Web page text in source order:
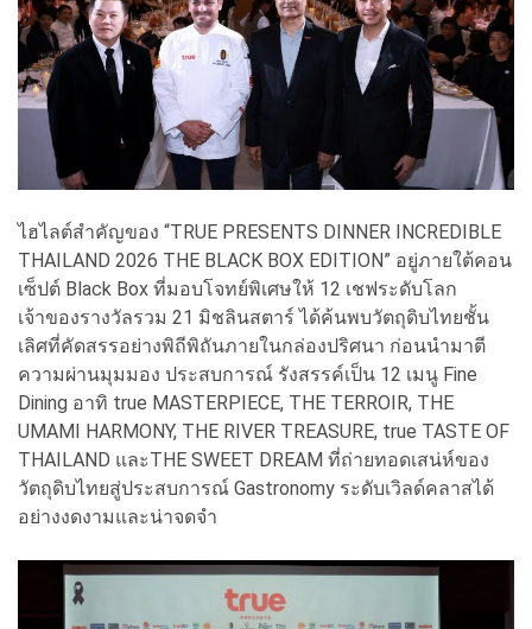
ไฮไลต์สำคัญของ “TRUE PRESENTS DINNER INCREDIBLE
THAILAND 2026 THE BLACK BOX EDITION” อยู่ภายใต้คอน
เซ็ปต์ Black Box ที่มอบโจทย์พิเศษให้ 12 เชฟระดับโลก
เจ้าของรางวัลรวม 21 มิชลินสตาร์ ได้ค้นพบวัตถุดิบไทยชั้น
เลิศที่คัดสรรอย่างพิถีพิถันภายในกล่องปริศนา ก่อนนำมาตี
ความผ่านมุมมอง ประสบการณ์ รังสรรค์เป็น 12 เมนู Fine
Dining อาทิ true MASTERPIECE, THE TERROIR, THE
UMAMI HARMONY, THE RIVER TREASURE, true TASTE OF
THAILAND และTHE SWEET DREAM ที่ถ่ายทอดเสน่ห์ของ
วัตถุดิบไทยสู่ประสบการณ์ Gastronomy ระดับเวิลด์คลาสได้
อย่างงดงามและน่าจดจำ